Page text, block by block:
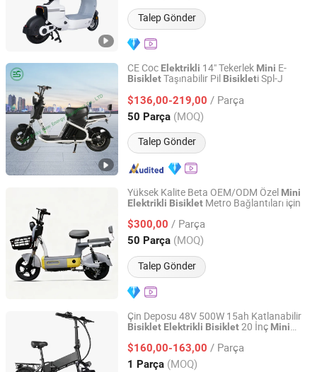
Talep Gönder
CE Coc Elektrikli 14" Tekerlek Mini E-
BisikletTaşınabilir Pil Bisikleti Spl-J
$136,00-219,00 / Parça
50 Parça (MOQ)
Talep Gönder
Linyi E-sky New Energy Equipment Co., LTD
Shandong, China Fiyat 2023
Yüksek Kalite Beta OEM/ODM Özel Mini
Elektrikli Bisiklet Metro Bağlantıları için
$300,00 / Parça
50 Parça (MOQ)
Talep Gönder
Wuxi Alpha Technology Co., Ltd
Jiangsu, China Fiyat 2026
Çin Deposu 48V 500W 15ah Katlanabilir
Bisiklet Elektrikli Bisiklet20 İnç Mini
ElektrikliBisiklet
$160,00-163,00 / Parça
1 Parça (MOQ)
Xingtai Songman Technology Co., Ltd
Hebei, China Fiyat 2025